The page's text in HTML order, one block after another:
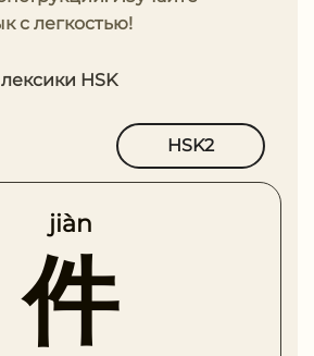
с легкостью!
HSK
HSK2
jiàn
件